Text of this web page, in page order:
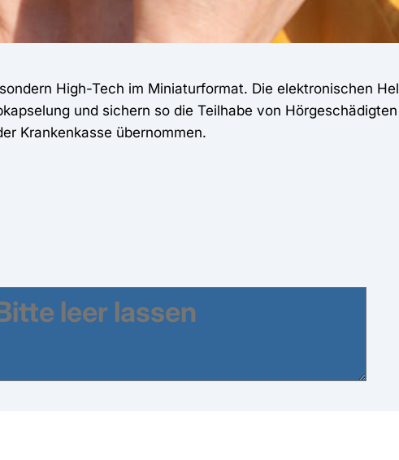
High-Tech im Miniaturformat. Die elektronischen
und sichern so die Teilhabe von
Krankenkasse übernommen.